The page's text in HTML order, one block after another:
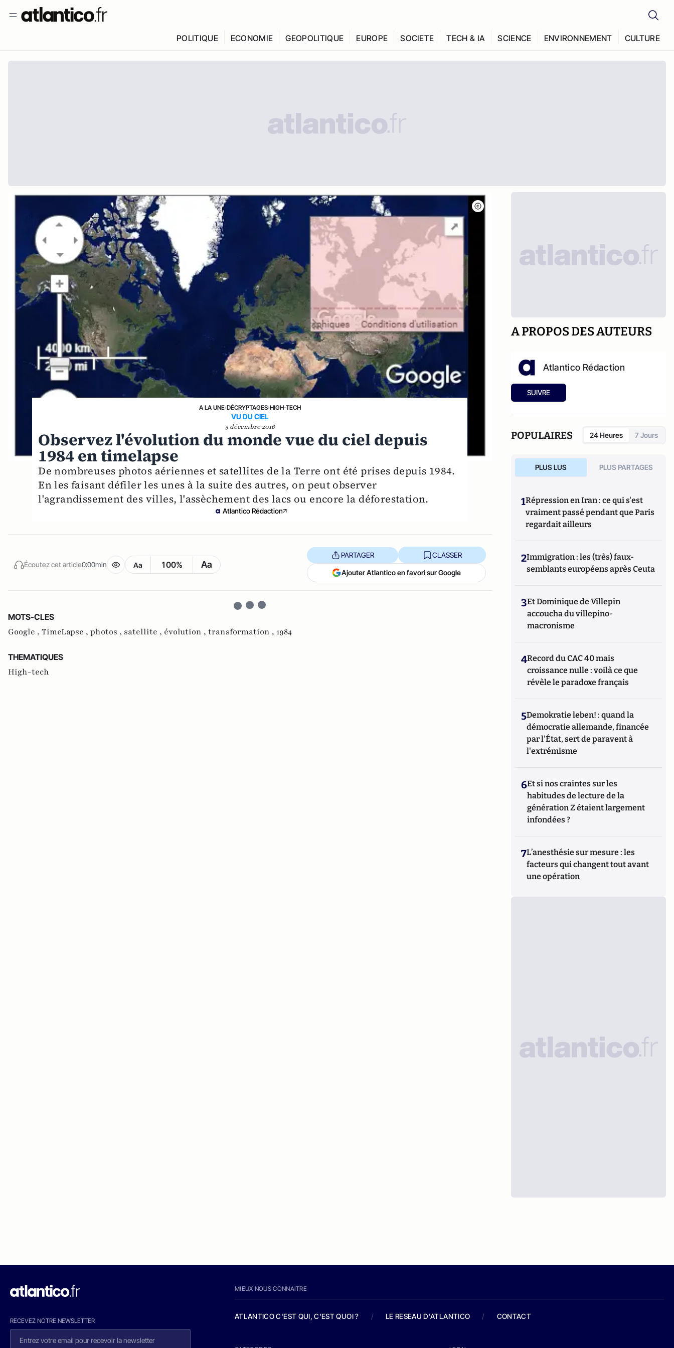
POLITIQUE ECONOMIE GEOPOLITIQUE EUROPE SOCIETE TECH & IA SCIENCE ENVIRONNEMENT CULTURE
A LA UNE›DÉCRYPTAGES›HIGH-TECH
VU DU CIEL
5 décembre 2016
Observez l'évolution du monde vue du ciel depuis
1984 en timelapse
De nombreuses photos aériennes et satellites de la Terre ont été prises depuis 1984.
En les faisant défiler les unes à la suite des autres, on peut observer
l'agrandissement des villes, l'assèchement des lacs ou encore la déforestation.
Atlantico Rédaction
Écoutez cet article0:00min Aa 100% Aa
PARTAGER CLASSER
Ajouter Atlantico en favori sur Google
MOTS-CLES
Google , TimeLapse , photos , satellite , évolution , transformation , 1984
THEMATIQUES
High-tech
A PROPOS DES AUTEURS
Atlantico Rédaction
SUIVRE
POPULAIRES 24 Heures 7 Jours
PLUS LUS PLUS PARTAGES
1Répression en Iran : ce qui s'est
vraiment passé pendant que Paris
regardait ailleurs
2Immigration : les (très) faux-
semblants européens après Ceuta
3Et Dominique de Villepin
accoucha du villepino-
macronisme
4Record du CAC 40 mais
croissance nulle : voilà ce que
révèle le paradoxe français
5Demokratie leben! : quand la
démocratie allemande, financée
par l'État, sert de paravent à
l'extrémisme
6Et si nos craintes sur les
habitudes de lecture de la
génération Z étaient largement
infondées ?
7L’anesthésie sur mesure : les
facteurs qui changent tout avant
une opération
RECEVEZ NOTRE NEWSLETTER
MIEUX NOUS CONNAITRE
ATLANTICO C'EST QUI, C'EST QUOI ? / LE RESEAU D'ATLANTICO / CONTACT